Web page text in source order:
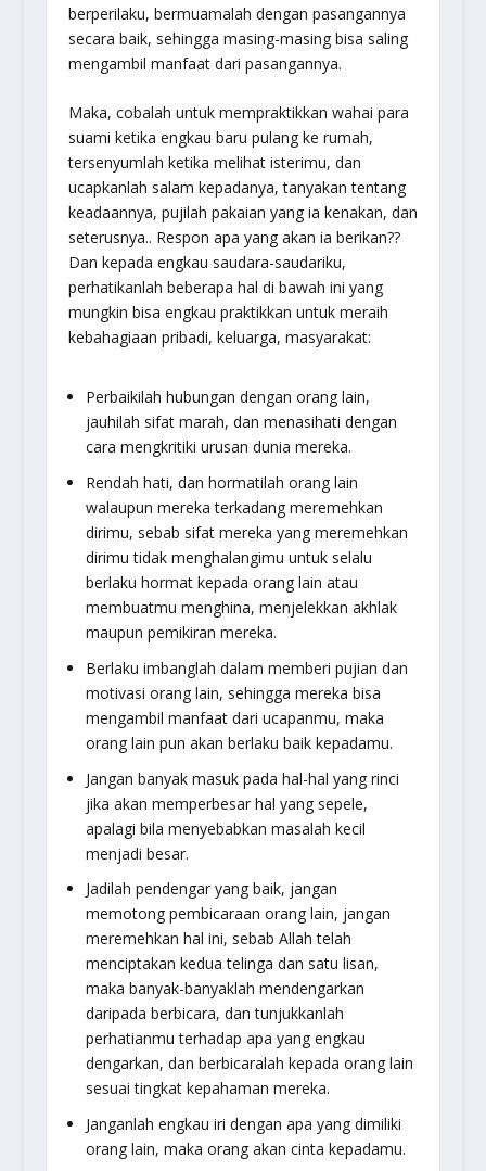
berperilaku, bermuamalah dengan pasangannya
secara baik, sehingga masing-masing bisa saling
mengambil manfaat dari pasangannya.
Maka, cobalah untuk mempraktikkan wahai para
suami ketika engkau baru pulang ke rumah,
tersenyumlah ketika melihat isterimu, dan
ucapkanlah salam kepadanya, tanyakan tentang
keadaannya, pujilah pakaian yang ia kenakan, dan
seterusnya.. Respon apa yang akan ia berikan??
Dan kepada engkau saudara-saudariku,
perhatikanlah beberapa hal di bawah ini yang
mungkin bisa engkau praktikkan untuk meraih
kebahagiaan pribadi, keluarga, masyarakat:
Perbaikilah hubungan dengan orang lain,
jauhilah sifat marah, dan menasihati dengan
cara mengkritiki urusan dunia mereka.
Rendah hati, dan hormatilah orang lain
walaupun mereka terkadang meremehkan
dirimu, sebab sifat mereka yang meremehkan
dirimu tidak menghalangimu untuk selalu
berlaku hormat kepada orang lain atau
membuatmu menghina, menjelekkan akhlak
maupun pemikiran mereka.
Berlaku imbanglah dalam memberi pujian dan
motivasi orang lain, sehingga mereka bisa
mengambil manfaat dari ucapanmu, maka
orang lain pun akan berlaku baik kepadamu.
Jangan banyak masuk pada hal-hal yang rinci
jika akan memperbesar hal yang sepele,
apalagi bila menyebabkan masalah kecil
menjadi besar.
Jadilah pendengar yang baik, jangan
memotong pembicaraan orang lain, jangan
meremehkan hal ini, sebab Allah telah
menciptakan kedua telinga dan satu lisan,
maka banyak-banyaklah mendengarkan
daripada berbicara, dan tunjukkanlah
perhatianmu terhadap apa yang engkau
dengarkan, dan berbicaralah kepada orang lain
sesuai tingkat kepahaman mereka.
Janganlah engkau iri dengan apa yang dimiliki
orang lain, maka orang akan cinta kepadamu.